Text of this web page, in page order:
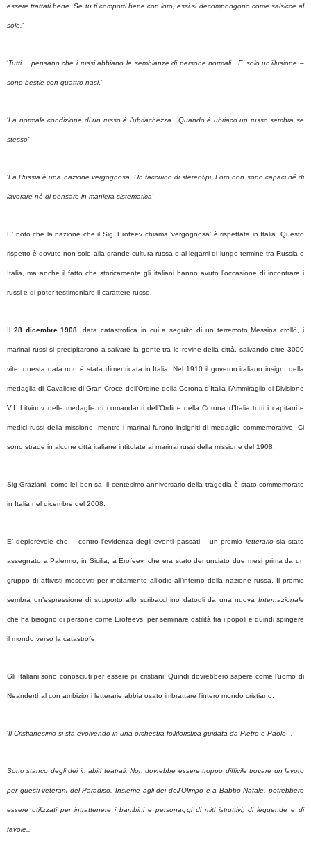
essere trattati bene. Se tu ti comporti bene con loro, essi si decompongono come salsicce al
sole. ’
‘Tutti… pensano che i russi abbiano le sembianze di persone normali.. E’ solo un’illusione –
sono bestie con quattro nasi.’
‘La normale condizione di un russo è l’ubriachezza.. Quando è ubriaco un russo sembra se
stesso’
‘La Russia è una nazione vergognosa. Un taccuino di stereotipi. Loro non sono capaci né di
lavorare né di pensare in maniera sistematica’
E’ noto che la nazione che il Sig. Erofeev chiama ‘vergognosa’ è rispettata in Italia. Questo
rispetto è dovuto non solo alla grande cultura russa e ai legami di lungo termine tra Russia e
Italia, ma anche il fatto che storicamente gli italiani hanno avuto l’occasione di incontrare i
russi e di poter testimoniare il carattere russo.
Il 28 dicembre 1908 , data catastrofica in cui a seguito di un terremoto Messina crollò, i
marinai russi si precipitarono a salvare la gente tra le rovine della città, salvando oltre 3000
vite; questa data non è stata dimenticata in Italia. Nel 1910 il governo italiano insignì della
medaglia di Cavaliere di Gran Croce dell’Ordine della Corona d’Italia l’Ammiraglio di Divisione
V.I. Litvinov delle medaglie di comandanti dell’Ordine della Corona d’Italia tutti i capitani e
medici russi della missione, mentre i marinai furono insigniti di medaglie commemorative. Ci
sono strade in alcune città italiane intitolate ai marinai russi della missione del 1908.
Sig Graziani, come lei ben sa, il centesimo anniversario della tragedia è stato commemorato
in Italia nel dicembre del 2008.
E’ deplorevole che – contro l’evidenza degli eventi passati – un premio letterariosia stato
assegnato a Palermo, in Sicilia, a Erofeev, che era stato denunciato due mesi prima da un
gruppo di attivisti moscoviti per incitamento all’odio all’interno della nazione russa. Il premio
sembra un’espressione di supporto allo scribacchino datogli da una nuova Internazionale
che ha bisogno di persone come Erofeevs, per seminare ostilità fra i popoli e quindi spingere
il mondo verso la catastrofe.
Gli Italiani sono conosciuti per essere pii cristiani. Quindi dovrebbero sapere come l’uomo di
Neanderthal con ambizioni letterarie abbia osato imbrattare l’intero mondo cristiano.
‘Il Cristianesimo si sta evolvendo in una orchestra folkloristica guidata da Pietro e Paolo…
Sono stanco degli dei in abiti teatrali. Non dovrebbe essere troppo difficile trovare un lavoro
per questi veterani del Paradiso. Insieme agli dei dell’Olimpo e a Babbo Natale, potrebbero
essere utilizzati per intrattenere i bambini e personaggi di miti istruttivi, di leggende e di
favole..